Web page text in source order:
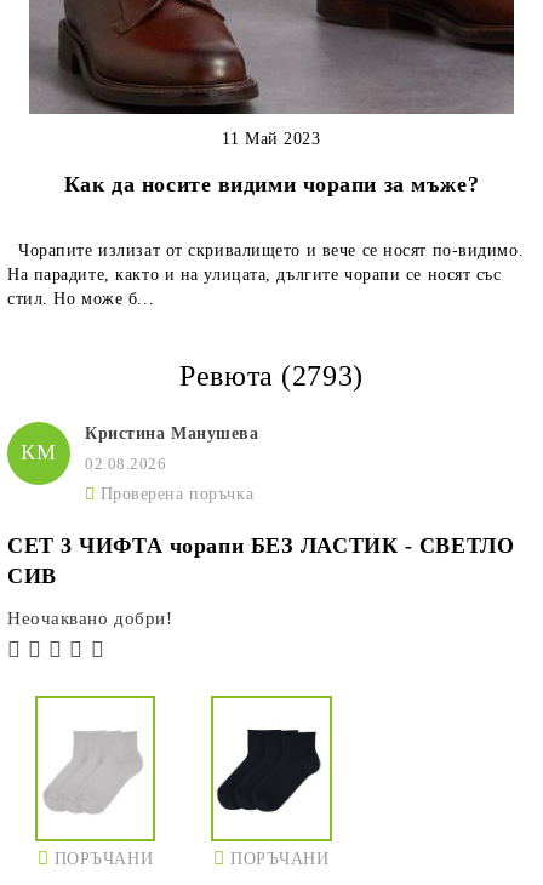
Как да носите видими чорапи за мъже?
11 Май 2023
Чорапите излизат от скривалището и вече се носят по-видимо.
На парадите, както и на улицата, дългите чорапи се носят със
стил. Но може б...
Ревюта (2793)
КМ
Кристина Манушева
02.08.2026
Проверена поръчка
СЕТ 3 ЧИФТА чорапи БЕЗ ЛАСТИК - СВЕТЛО
СИВ
Неочаквано добри!
ПОРЪЧАНИ ПОРЪЧАНИ